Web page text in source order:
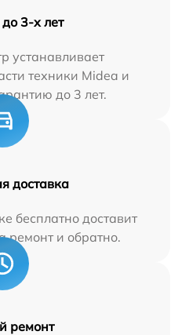
3-х лет
устанавливает
техники Midea и
до 3 лет.
доставка
бесплатно доставит
ремонт и обратно.
ремонт